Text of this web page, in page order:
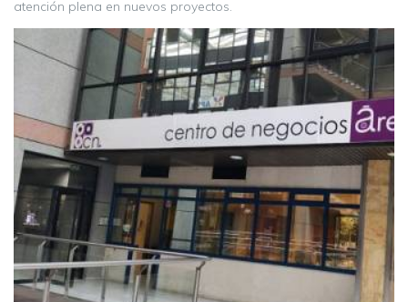
atención plena en nuevos proyectos.